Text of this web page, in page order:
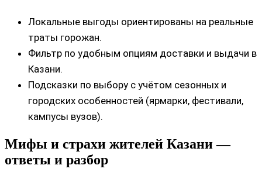
Локальные выгоды ориентированы на реальные
траты горожан.
Фильтр по удобным опциям доставки и выдачи в
Казани.
Подсказки по выбору с учётом сезонных и
городских особенностей (ярмарки, фестивали,
кампусы вузов).
Мифы и страхи жителей Казани —
ответы и разбор